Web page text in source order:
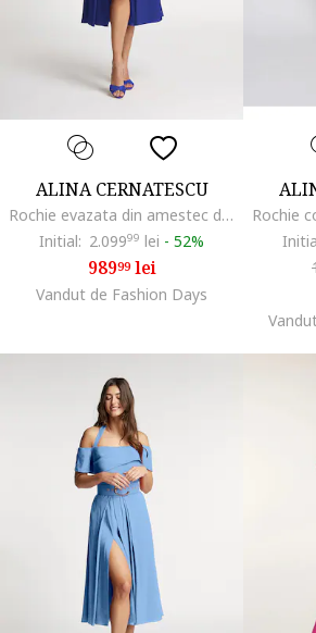
ALINA CERNATESCU
Rochie evazata din amestec de in cu slit lateral adanc Chimera, Albastru royal
Initial: 2.09999 lei - 52%
98999lei
Vandut de Fashion Days